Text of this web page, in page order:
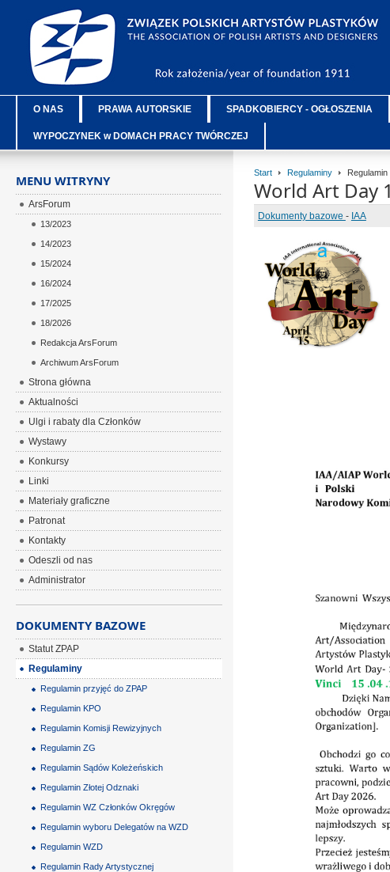
O NAS PRAWA AUTORSKIE SPADKOBIERCY - OGŁOSZENIA
WYPOCZYNEK w DOMACH PRACY TWÓRCZEJ
Start Regulaminy
World Art Day
Dokumenty bazowe - IAA
MENU WITRYNY
ArsForum
13/2023
14/2023
15/2024
16/2024
17/2025
18/2026
Redakcja ArsForum
Archiwum ArsForum
Strona główna
Aktualności
Ulgi i rabaty dla Członków
Wystawy
Konkursy
Linki
Materiały graficzne
Patronat
Kontakty
Odeszli od nas
Administrator
DOKUMENTY BAZOWE
Statut ZPAP
Regulaminy
Regulamin przyjęć do ZPAP
Regulamin KPO
Regulamin Komisji Rewizyjnych
Regulamin ZG
Regulamin Sądów Koleżeńskich
Regulamin Złotej Odznaki
Regulamin WZ Członków Okręgów
Regulamin wyboru Delegatów na WZD
Regulamin WZD
Regulamin Rady Artystycznej